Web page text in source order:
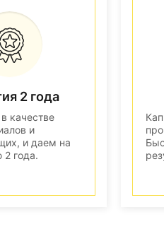
2 года
качестве
и
и даем на
2 года.